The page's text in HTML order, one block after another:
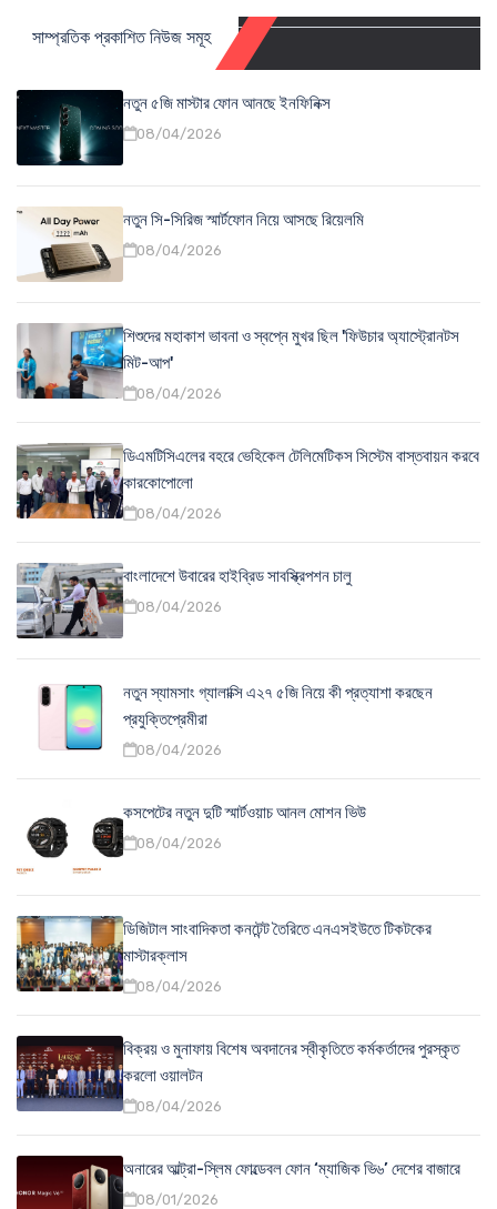
সাম্প্রতিক প্রকাশিত নিউজ সমূহ
নতুন ৫জি মাস্টার ফোন আনছে ইনফিনিক্স
08/04/2026
নতুন সি-সিরিজ স্মার্টফোন নিয়ে আসছে রিয়েলমি
08/04/2026
শিশুদের মহাকাশ ভাবনা ও স্বপ্নে মুখর ছিল 'ফিউচার অ্যাস্ট্রোনটস
মিট-আপ'
08/04/2026
ডিএমটিসিএলের বহরে ভেহিকেল টেলিমেটিকস সিস্টেম বাস্তবায়ন করবে
কারকোপোলো
08/04/2026
বাংলাদেশে উবারের হাইব্রিড সাবস্ক্রিপশন চালু
08/04/2026
নতুন স্যামসাং গ্যালাক্সি এ২৭ ৫জি নিয়ে কী প্রত্যাশা করছেন
প্রযুক্তিপ্রেমীরা
08/04/2026
কসপেটের নতুন দুটি স্মার্টওয়াচ আনল মোশন ভিউ
08/04/2026
ডিজিটাল সাংবাদিকতা কনটেন্ট তৈরিতে এনএসইউতে টিকটকের
মাস্টারক্লাস
08/04/2026
বিক্রয় ও মুনাফায় বিশেষ অবদানের স্বীকৃতিতে কর্মকর্তাদের পুরস্কৃত
করলো ওয়ালটন
08/04/2026
অনারের আল্ট্রা-স্লিম ফোল্ডেবল ফোন ‘ম্যাজিক ভি৬’ দেশের বাজারে
08/01/2026